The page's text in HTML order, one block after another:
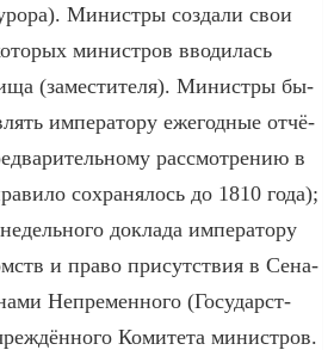
Ми­ни­ст­ры соз­да­ли свои
ми­ни­ст­ров вво­ди­лась
(заме­сти­те­ля). Ми­ни­ст­ры бы­
им­пе­ра­то­ру еже­год­ные от­чё­
рас­смот­ре­нию в
со­хра­ня­лось до 1810 года);
док­ла­да им­пе­ра­то­ру
и пра­во при­сут­ст­вия в Се­на­
Не­пре­мен­но­го (Го­су­дар­ст­
Ко­ми­те­та ми­ни­ст­ров.